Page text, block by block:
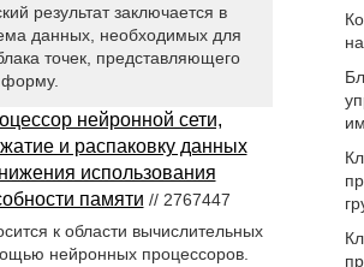
результат заключается в
данных, необходимых для
точек, представляющего
нейронной сети,
и распаковку данных
использования
памяти // 2767447
к области вычислительных
нейронных процессоров.